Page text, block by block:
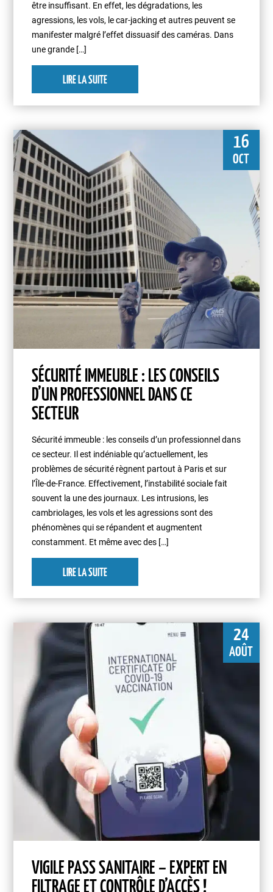
être insuffisant. En effet, les dégradations, les
agressions, les vols, le car-jacking et autres peuvent se
manifester malgré l’effet dissuasif des caméras. Dans
une grande […]
LIRE LA SUITE
16
OCT
SÉCURITÉ IMMEUBLE : LES CONSEILS
D’UN PROFESSIONNEL DANS CE
SECTEUR
Sécurité immeuble : les conseils d’un professionnel dans
ce secteur. Il est indéniable qu’actuellement, les
problèmes de sécurité règnent partout à Paris et sur
l’Île-de-France. Effectivement, l’instabilité sociale fait
souvent la une des journaux. Les intrusions, les
cambriolages, les vols et les agressions sont des
phénomènes qui se répandent et augmentent
constamment. Et même avec des […]
LIRE LA SUITE
24
AOÛT
VIGILE PASS SANITAIRE – EXPERT EN
FILTRAGE ET CONTRÔLE D’ACCÈS !